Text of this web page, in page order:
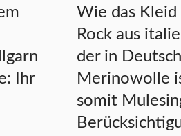
Ihr
Wie das
Rock aus
der in
Merinowolle
somit